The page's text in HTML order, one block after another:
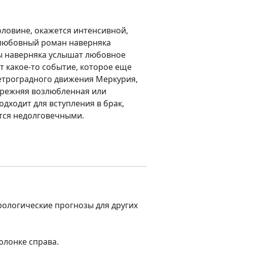
окажется интенсивной,
роман наверняка
наверняка услышат любовное
какое-то событие, которое еще
движения Меркурия,
возлюбленная или
для вступления в брак,
недолговечными.
прогнозы для других
справа.